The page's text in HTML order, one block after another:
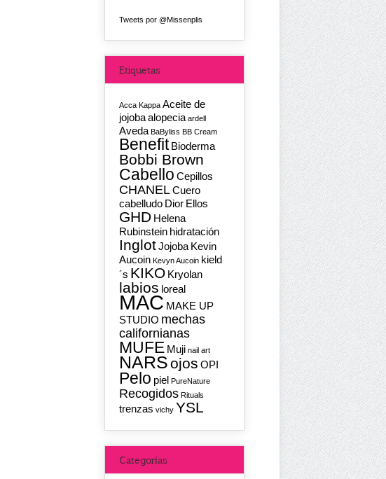
Tweets por @Missenplis
Etiquetas
Acca Kappa Aceite de
jojobaalopecia ardell
Aveda BaByliss BB Cream
Benefit Bioderma
Bobbi Brown
Cabello Cepillos
CHANELCuero
cabelludo Dior Ellos
GHD Helena
Rubinstein hidratación
InglotJojoba Kevin
Aucoin Kevyn Aucoin kield
´s KIKO Kryolan
labios loreal
MAC MAKE UP
STUDIO mechas
californianas
MUFE Muji nail art
NARSojos OPI
Pelo piel PureNature
Recogidos Rituals
trenzas vichy YSL
Categorías